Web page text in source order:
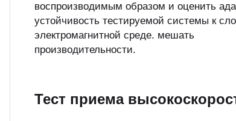
воспроизводимым образом и оценить
устойчивость тестируемой системы к
электромагнитной среде. мешать
производительности.
Тест приема